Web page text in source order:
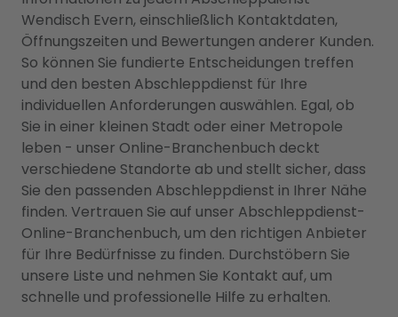
Wendisch Evern, einschließlich Kontaktdaten,
Öffnungszeiten und Bewertungen anderer Kunden.
So können Sie fundierte Entscheidungen treffen
und den besten Abschleppdienst für Ihre
individuellen Anforderungen auswählen. Egal, ob
Sie in einer kleinen Stadt oder einer Metropole
leben - unser Online-Branchenbuch deckt
verschiedene Standorte ab und stellt sicher, dass
Sie den passenden Abschleppdienst in Ihrer Nähe
finden. Vertrauen Sie auf unser Abschleppdienst-
Online-Branchenbuch, um den richtigen Anbieter
für Ihre Bedürfnisse zu finden. Durchstöbern Sie
unsere Liste und nehmen Sie Kontakt auf, um
schnelle und professionelle Hilfe zu erhalten.